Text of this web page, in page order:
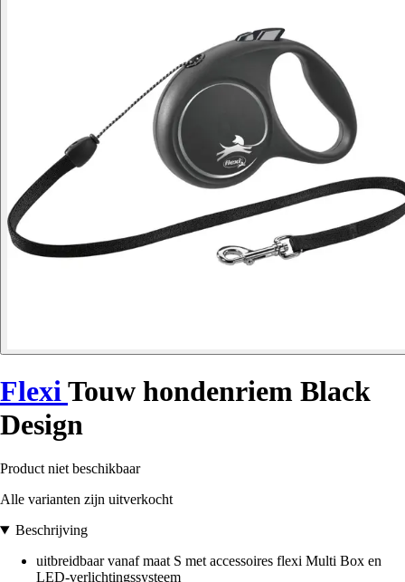
Flexi Touw hondenriem Black
Design
Product niet beschikbaar
Alle varianten zijn uitverkocht
Beschrijving
uitbreidbaar vanaf maat S met accessoires flexi Multi Box en
LED-verlichtingssysteem